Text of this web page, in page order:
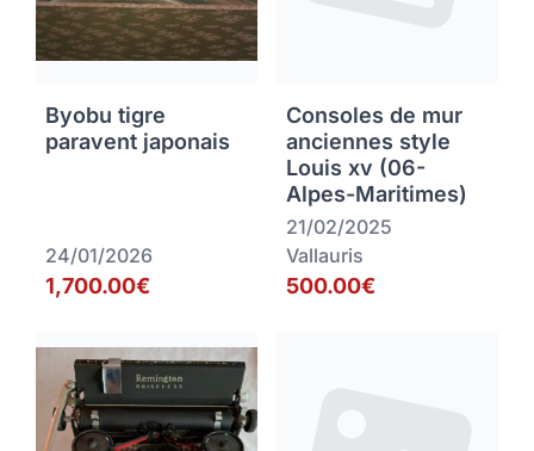
Byobu tigre
paravent japonais
24/01/2026
1,700.00€
Consoles de mur
anciennes style
Louis xv (06-
Alpes-Maritimes)
21/02/2025
Vallauris
500.00€